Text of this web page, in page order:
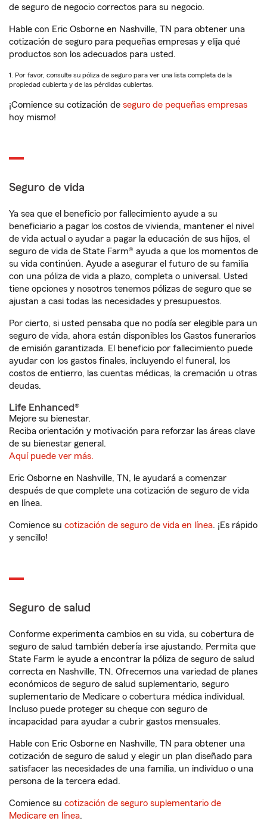
de seguro de negocio correctos para su negocio.
Hable con Eric Osborne en Nashville, TN para obtener una
cotización de seguro para pequeñas empresas y elija qué
productos son los adecuados para usted.
1. Por favor, consulte su póliza de seguro para ver una lista completa de la
propiedad cubierta y de las pérdidas cubiertas.
¡Comience su cotización de seguro de pequeñas empresas
hoy mismo!
Seguro de vida
Ya sea que el beneficio por fallecimiento ayude a su
beneficiario a pagar los costos de vivienda, mantener el nivel
de vida actual o ayudar a pagar la educación de sus hijos, el
seguro de vida de State Farm® ayuda a que los momentos de
su vida continúen. Ayude a asegurar el futuro de su familia
con una póliza de vida a plazo, completa o universal. Usted
tiene opciones y nosotros tenemos pólizas de seguro que se
ajustan a casi todas las necesidades y presupuestos.
Por cierto, si usted pensaba que no podía ser elegible para un
seguro de vida, ahora están disponibles los Gastos funerarios
de emisión garantizada. El beneficio por fallecimiento puede
ayudar con los gastos finales, incluyendo el funeral, los
costos de entierro, las cuentas médicas, la cremación u otras
deudas.
Life Enhanced®
Mejore su bienestar.
Reciba orientación y motivación para reforzar las áreas clave
de su bienestar general.
Aquí puede ver más.
Eric Osborne en Nashville, TN, le ayudará a comenzar
después de que complete una cotización de seguro de vida
en línea.
Comience su cotización de seguro de vida en línea. ¡Es rápido
y sencillo!
Seguro de salud
Conforme experimenta cambios en su vida, su cobertura de
seguro de salud también debería irse ajustando. Permita que
State Farm le ayude a encontrar la póliza de seguro de salud
correcta en Nashville, TN. Ofrecemos una variedad de planes
económicos de seguro de salud suplementario, seguro
suplementario de Medicare o cobertura médica individual.
Incluso puede proteger su cheque con seguro de
incapacidad para ayudar a cubrir gastos mensuales.
Hable con Eric Osborne en Nashville, TN para obtener una
cotización de seguro de salud y elegir un plan diseñado para
satisfacer las necesidades de una familia, un individuo o una
persona de la tercera edad.
Comience su cotización de seguro suplementario de
Medicare en línea.